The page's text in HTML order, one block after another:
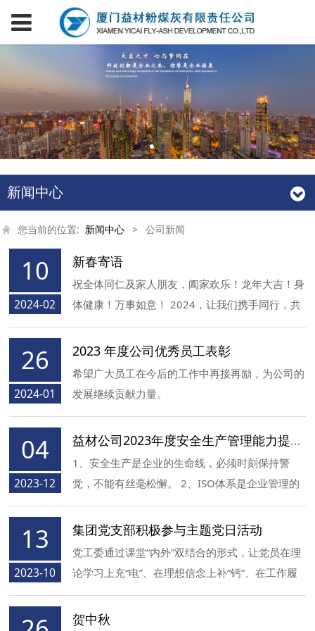
新闻中心
您当前的位置: 新闻中心 > 公司新闻
10
2024-02
新春寄语
祝全体同仁及家人朋友，阖家欢乐！龙年大吉！身
体健康！万事如意！ 2024，让我们携手同行，共
创未来！让益材事业蒸蒸日上，再铸辉煌！
26
2024-01
2023 年度公司优秀员工表彰
希望广大员工在今后的工作中再接再励，为公司的
发展继续贡献力量。
04
2023-12
益材公司2023年度安全生产管理能力提升培训
1、安全生产是企业的生命线，必须时刻保持警
觉，不能有丝毫松懈。 2、ISO体系是企业管理的
基础，必须认真贯彻执行，不断提升企业的质量管
理水平。 3、中心实验室是企业的重要机构，必须
加强管理和维护，确保其正常运转和数据的准确
性。 4、各项目部要认真总结经验和教训，积极推
和计划，并认真落实到位。
13
2023-10
集团党支部积极参与主题党日活动
党工委通过课堂“内外”双结合的形式，让党员在理
论学习上充“电”、在理想信念上补“钙”、在工作履
职上加“油”，带动我司深入推进习近平新时代中国
特色社会主义思想学习教育常态化制度化。
贺中秋